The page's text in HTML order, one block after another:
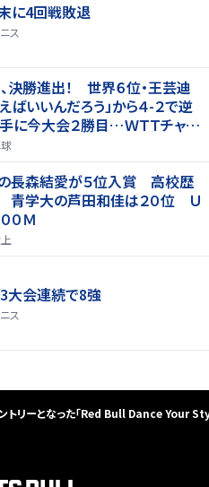
に4回戦敗退
ス
決勝進出！ 世界６位・王芸迪
ばいいんだろう」から４-２で逆
今大会２勝目…ＷＴＴチャン
長森結愛が５位入賞 高校歴
青学大の芦田和佳は２０位 Ｕ
０Ｍ
大会連続で8強
ス
トリーとなった「Red Bull Dance Your